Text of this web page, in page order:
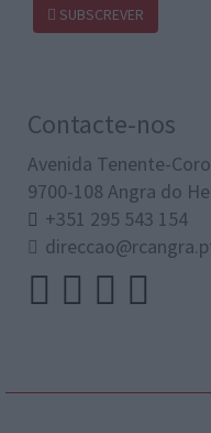
SUBSCREVER
Contacte-nos
Avenida Tenente-
9700-108 Angra do
+351 295 543 154